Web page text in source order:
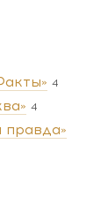
4
4
правда»